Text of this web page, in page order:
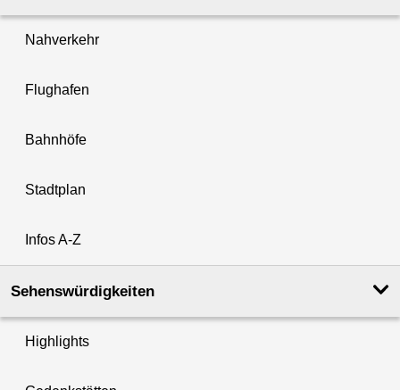
Nahverkehr
Flughafen
Bahnhöfe
Stadtplan
Infos A-Z
Sehenswürdigkeiten
Highlights